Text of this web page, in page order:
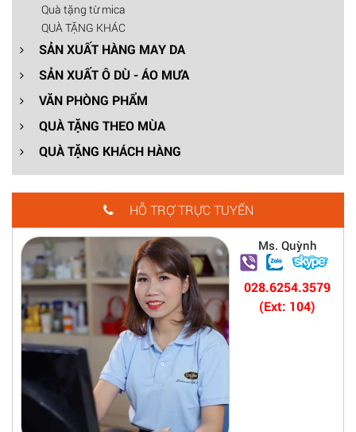
Quà tặng từ mica
QUÀ TẶNG KHÁC
SẢN XUẤT HÀNG MAY DA
SẢN XUẤT Ô DÙ - ÁO MƯA
VĂN PHÒNG PHẨM
QUÀ TẶNG THEO MÙA
QUÀ TẶNG KHÁCH HÀNG
HỖ TRỢ TRỰC TUYẾN
Ms. Quỳnh
028.6254.3579
(Ext: 104)